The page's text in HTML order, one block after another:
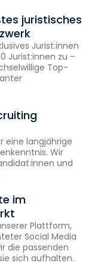
juristisches
Jurist:innen
Jurist:innen zu –
Top-
eine langjährige
Wir
und
im
Plattform,
Social Media
die passenden
sich aufhalten.